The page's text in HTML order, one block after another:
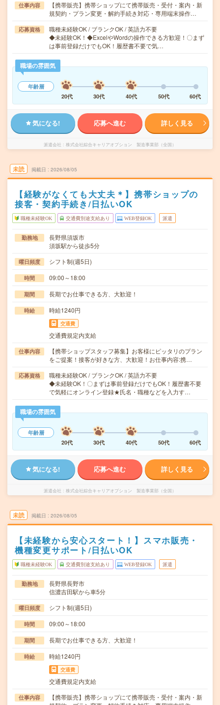
仕事内容
【携帯販売】携帯ショップにて携帯販売・受付・案内・新
規契約・プラン変更・解約手続き対応・専用端末操作…
応募資格
職種未経験OK / ブランクOK / 英語力不要
◆未経験OK！◆ExcelやWordの操作できる方歓迎！〇まず
は事前登録だけでもOK！履歴書不要で気…
職場の雰囲気
年齢層
20代
30代 40代 50代 60代
気になる! 応募へ進む 詳しく見る
派遣会社 株式会社綜合キャリアオプション 製造事業部（全国）
未読 掲載日 2026/08/05
【経験がなくても大丈夫＊】携帯ショップの
接客・契約手続き/日払いOK
職種未経験OK 交通費別途支給あり WEB登録OK 派遣
勤務地
長野県須坂市
須坂駅から徒歩5分
曜日頻度 シフト制(週5日)
時間 09:00～18:00
期間 長期でお仕事できる方、大歓迎！
時給 時給1240円
交通費
交通費規定内支給
仕事内容
【携帯ショップスタッフ募集】お客様にピッタリのプラン
をご提案！接客が好きな方、大歓迎！お仕事内容:携…
応募資格
職種未経験OK / ブランクOK / 英語力不要
◆未経験OK！〇まずは事前登録だけでもOK！履歴書不要
で気軽にオンライン登録★氏名・職種などを入力す…
職場の雰囲気
年齢層
20代
30代 40代 50代 60代
気になる! 応募へ進む 詳しく見る
派遣会社 株式会社綜合キャリアオプション 製造事業部（全国）
未読 掲載日 2026/08/05
【未経験から安心スタート！】スマホ販売・
機種変更サポート/日払いOK
職種未経験OK 交通費別途支給あり WEB登録OK 派遣
勤務地
長野県長野市
信濃吉田駅から車5分
曜日頻度 シフト制(週5日)
時間 09:00～18:00
期間 長期でお仕事できる方、大歓迎！
時給 時給1240円
交通費
交通費規定内支給
仕事内容
【携帯販売】携帯ショップにて携帯販売・受付・案内・新